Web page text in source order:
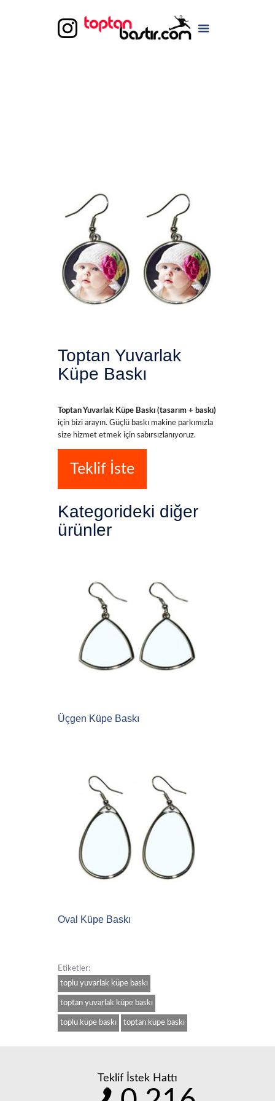
Toptan Yuvarlak
Küpe Baskı
Toptan Yuvarlak Küpe Baskı (tasarım + baskı)
için bizi arayın. Güçlü baskı makine parkımızla
size hizmet etmek için sabırsızlanıyoruz.
Teklif İste
Kategorideki diğer
ürünler
Üçgen Küpe Baskı
Oval Küpe Baskı
Etiketler:
toplu yuvarlak küpe baskı
toptan yuvarlak küpe baskı
toplu küpe baskı toptan küpe baskı
Teklif İstek Hattı